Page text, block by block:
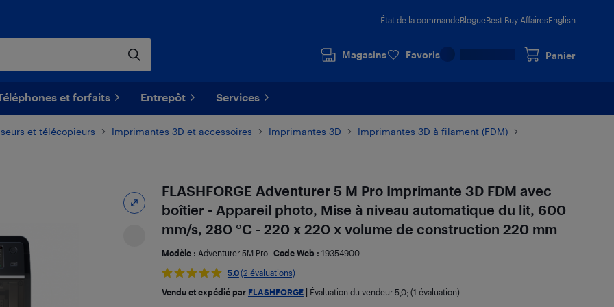
État de la commandeBlogueBest Buy AffairesEnglish
Magasins Favoris Panier
et forfaits Entrepôt Services
et télécopieurs Imprimantes 3D et accessoires Imprimantes 3D
Imprimantes 3D à filament (FDM)
FLASHFORGE Adventurer 5 M Pro Imprimante 3D FDM avec
boîtier - Appareil photo, Mise à niveau automatique du lit, 600
mm/s, 280 °C - 220 x 220 x volume de construction 220 mm
Modèle : Adventurer 5M Pro Code Web : 19354900
5.0(2 évaluations)
Vendu et expédié par FLASHFORGE| Évaluation du vendeur 5,0; (1 évaluation)